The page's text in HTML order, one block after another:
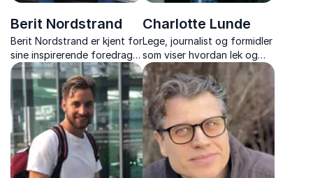
Berit Nordstrand
Berit Nordstrand er kjent for
sine inspirerende foredrag
om kunnskapen du trenger
for å få en varig og sunn
livsstil som gir deg
overskudd til arbeidslivet.
Charlotte Lunde
Lege, journalist og formidler
som viser hvordan lek og
oppmerksomhet er nøkkelen
til læring, mental helse og
bærekraftig utvikling – for
barn og voksne.